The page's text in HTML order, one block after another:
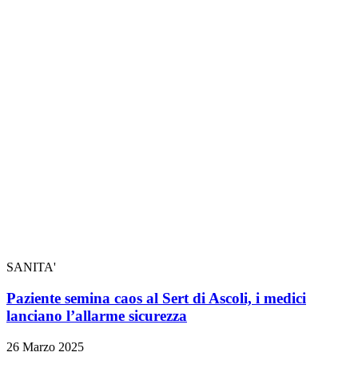
SANITA'
Paziente semina caos al Sert di Ascoli, i medici
lanciano l’allarme sicurezza
26 Marzo 2025